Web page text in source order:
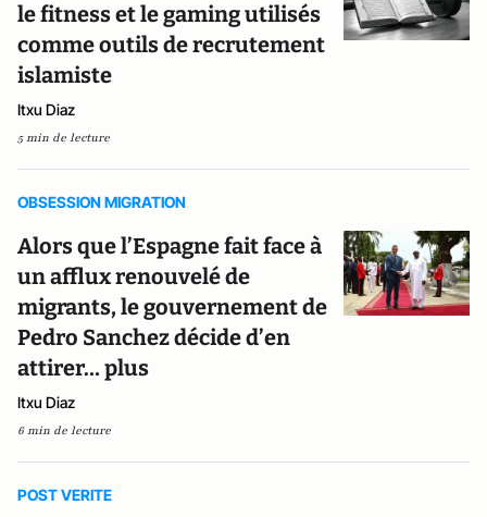
le fitness et le gaming utilisés
comme outils de recrutement
islamiste
Itxu Diaz
5 min de lecture
OBSESSION MIGRATION
Alors que l’Espagne fait face à
un afflux renouvelé de
migrants, le gouvernement de
Pedro Sanchez décide d’en
attirer… plus
Itxu Diaz
6 min de lecture
POST VERITE